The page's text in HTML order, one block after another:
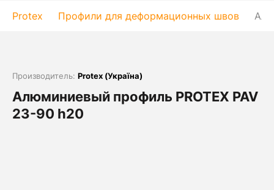
Protex Профили для деформационных швов
Производитель: Protex (Україна)
Алюминиевый профиль PROTEX PAV
23-90 h20